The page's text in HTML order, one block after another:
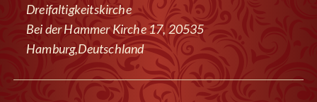
Dreifaltigkeitskirche
Bei der Hammer Kirche 17, 20535
Hamburg,Deutschland